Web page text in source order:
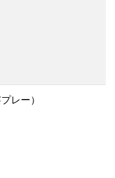
レー）